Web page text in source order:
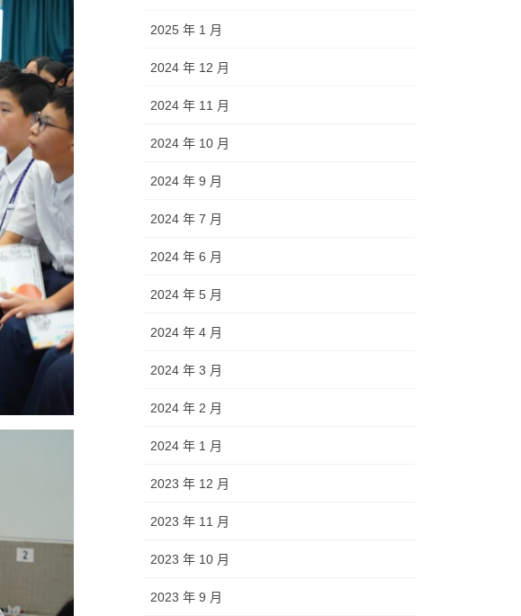
2025 年 1 月
2024 年 12 月
2024 年 11 月
2024 年 10 月
2024 年 9 月
2024 年 7 月
2024 年 6 月
2024 年 5 月
2024 年 4 月
2024 年 3 月
2024 年 2 月
2024 年 1 月
2023 年 12 月
2023 年 11 月
2023 年 10 月
2023 年 9 月